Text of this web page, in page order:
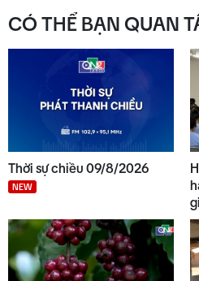
Quảng
Kinh
vườn cây
tỉnh Quảng
Thế giới
CÓ THỂ BẠN QUAN
Thời sự chiều 09/8/2026
NEW